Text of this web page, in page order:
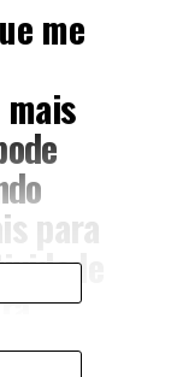
me
para